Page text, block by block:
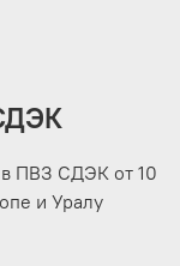
ПВЗ СДЭК от 10
и Уралу